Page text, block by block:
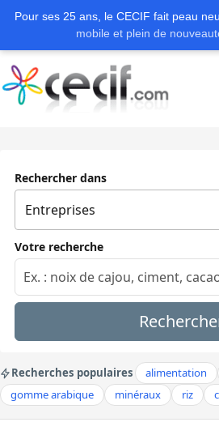
Pour ses 25 ans, le CECIF fait peau
mobile et plein de
Rechercher dans
Votre recherche
Recherches populaires alimentation
gomme arabique
minéraux riz